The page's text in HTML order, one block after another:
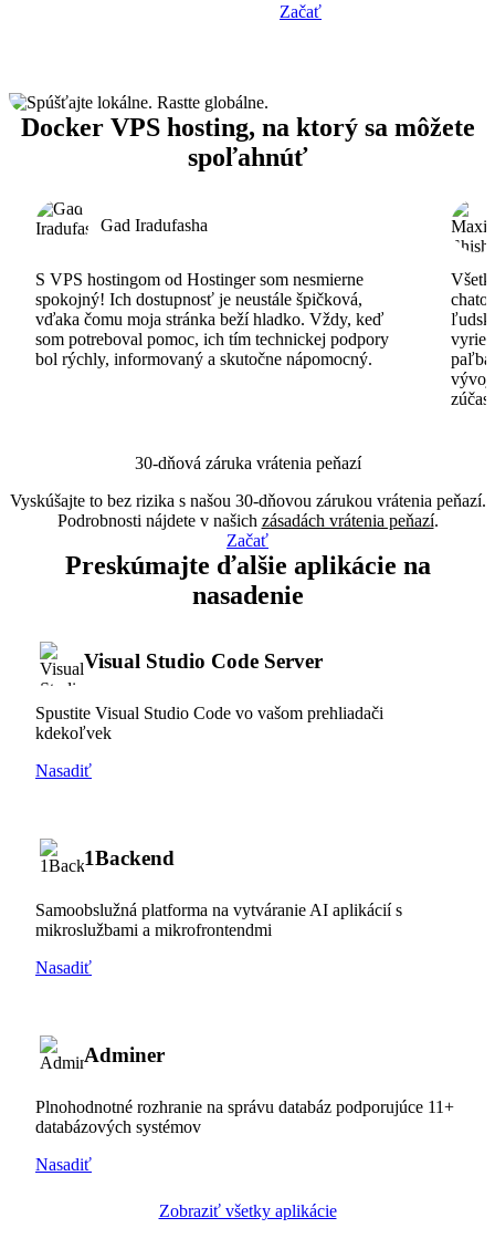
Začať
Docker VPS hosting, na ktorý sa môžete
spoľahnúť
Gad Iradufasha
S VPS hostingom od Hostinger som nesmierne
spokojný! Ich dostupnosť je neustále špičková,
vďaka čomu moja stránka beží hladko. Vždy, keď
som potreboval pomoc, ich tím technickej podpory
bol rýchly, informovaný a skutočne nápomocný.
30-dňová záruka vrátenia peňazí
Vyskúšajte to bez rizika s našou 30-dňovou zárukou vrátenia peňazí.
Podrobnosti nájdete v našich zásadách vrátenia peňazí.
Začať
Preskúmajte ďalšie aplikácie na
nasadenie
Visual Studio Code Server
Spustite Visual Studio Code vo vašom prehliadači
kdekoľvek
Nasadiť
1Backend
Samoobslužná platforma na vytváranie AI aplikácií s
mikroslužbami a mikrofrontendmi
Nasadiť
Adminer
Plnohodnotné rozhranie na správu databáz podporujúce 11+
databázových systémov
Nasadiť
Zobraziť všetky aplikácie